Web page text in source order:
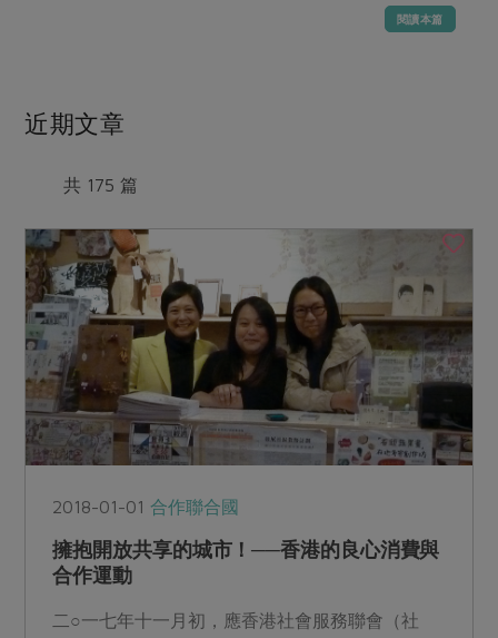
最新產品
優惠專區
素食專區
樂齡友善
節慶大餐
社務會議
活動報下載
閱讀本篇
近期文章
共 175 篇
2018-01-01合作聯合國
擁抱開放共享的城市！──香港的良心消費與
合作運動
二○一七年十一月初，應香港社會服務聯會（社